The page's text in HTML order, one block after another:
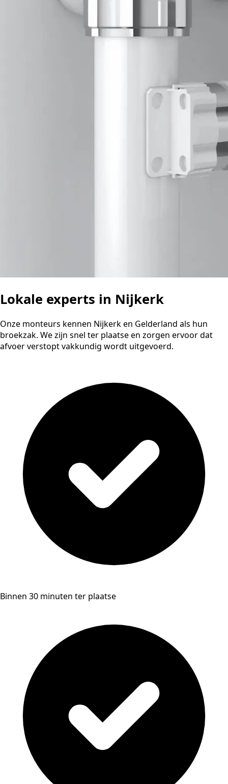
Lokale experts in Nijkerk
Onze monteurs kennen Nijkerk en Gelderland als hun
broekzak. We zijn snel ter plaatse en zorgen ervoor dat
afvoer verstopt vakkundig wordt uitgevoerd.
Binnen 30 minuten ter plaatse